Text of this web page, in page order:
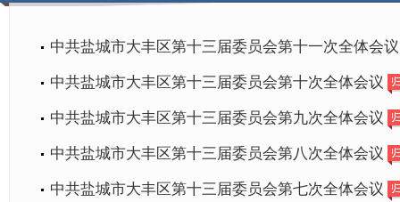
中共盐城市大丰区第十三届委员会第十一次全体会
中共盐城市大丰区第十三届委员会第十次全体会议
中共盐城市大丰区第十三届委员会第九次全体会议
中共盐城市大丰区第十三届委员会第八次全体会议
中共盐城市大丰区第十三届委员会第七次全体会议